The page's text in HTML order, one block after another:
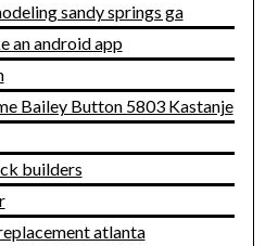
sandy springs ga
an android app
Bailey Button 5803 Kastanje
builders
atlanta